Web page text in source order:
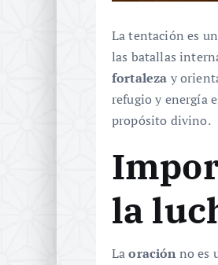
La tentación es
las batallas
fortaleza y
refugio y energía
propósito divino.
la
Laoración no es